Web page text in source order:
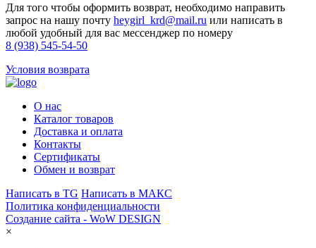
Для того чтобы оформить возврат, необходимо направить
запрос на нашу почту heygirl_krd@mail.ru или написать в
любой удобный для вас мессенджер по номеру
8 (938) 545-54-50
Условия возврата
О нас
Каталог товаров
Доставка и оплата
Контакты
Сертификаты
Обмен и возврат
Написать в TG Написать в МАКС
Политика конфиденциальности
Создание сайта - WoW DESIGN
×